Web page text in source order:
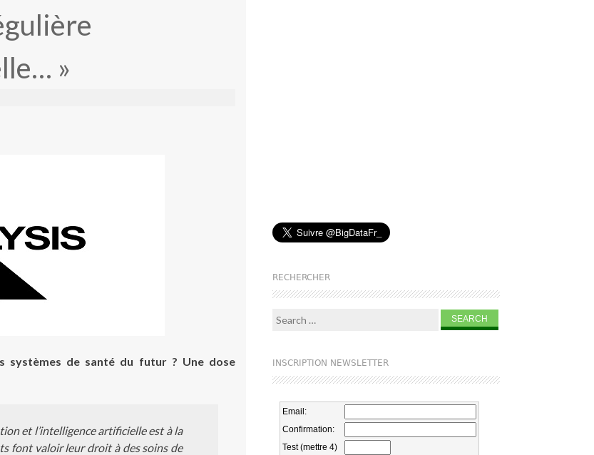
»
systèmes de santé du futur ? Une dose
et l’intelligence artificielle est à la
font valoir leur droit à des soins de
RECHERCHER
Search for:
INSCRIPTION NEWSLETTER